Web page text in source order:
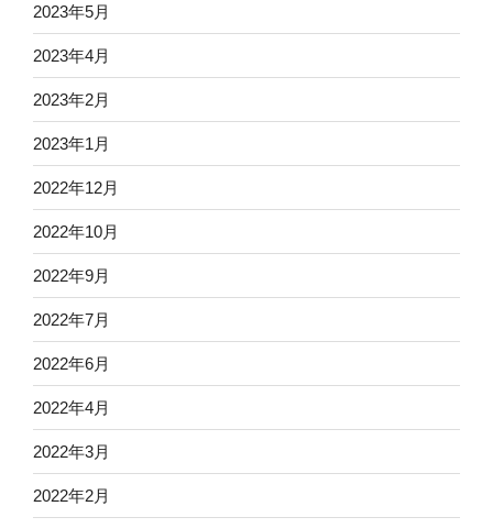
2023年5月
2023年4月
2023年2月
2023年1月
2022年12月
2022年10月
2022年9月
2022年7月
2022年6月
2022年4月
2022年3月
2022年2月